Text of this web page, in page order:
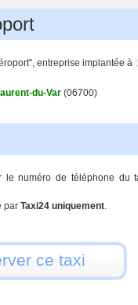
entreprise implantée
du-Var (06700)
numéro de téléphone du
par Taxi24 uniquement.
ce taxi